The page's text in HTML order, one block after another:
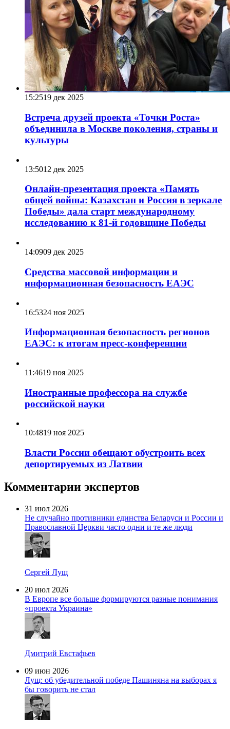
15:2519 дек 2025
Встреча друзей проекта «Точки Роста»
объединила в Москве поколения, страны и
культуры
13:5012 дек 2025
Онлайн-презентация проекта «Память
общей войны: Казахстан и Россия в зеркале
Победы» дала старт международному
исследованию к 81-й годовщине Победы
14:0909 дек 2025
Средства массовой информации и
информационная безопасность ЕАЭС
16:5324 ноя 2025
Информационная безопасность регионов
ЕАЭС: к итогам пресс-конференции
11:4619 ноя 2025
Иностранные профессора на службе
российской науки
10:4819 ноя 2025
Власти России обещают обустроить всех
депортируемых из Латвии
Комментарии экспертов
31 июл 2026
Не случайно противники единства Беларуси и России и
Православной Церкви часто одни и те же люди
Сергей Лущ
20 июл 2026
В Европе все больше формируются разные понимания
«проекта Украина»
Дмитрий Евстафьев
09 июн 2026
Лущ: об убедительной победе Пашиняна на выборах я
бы говорить не стал